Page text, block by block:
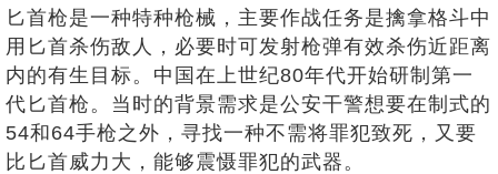
匕首枪是一种特种枪械，主要作战任务是擒拿格斗中
用匕首杀伤敌人，必要时可发射枪弹有效杀伤近距离
内的有生目标。中国在上世纪80年代开始研制第一
代匕首枪。当时的背景需求是公安干警想要在制式的
54和64手枪之外，寻找一种不需将罪犯致死，又要
比匕首威力大，能够震慑罪犯的武器。